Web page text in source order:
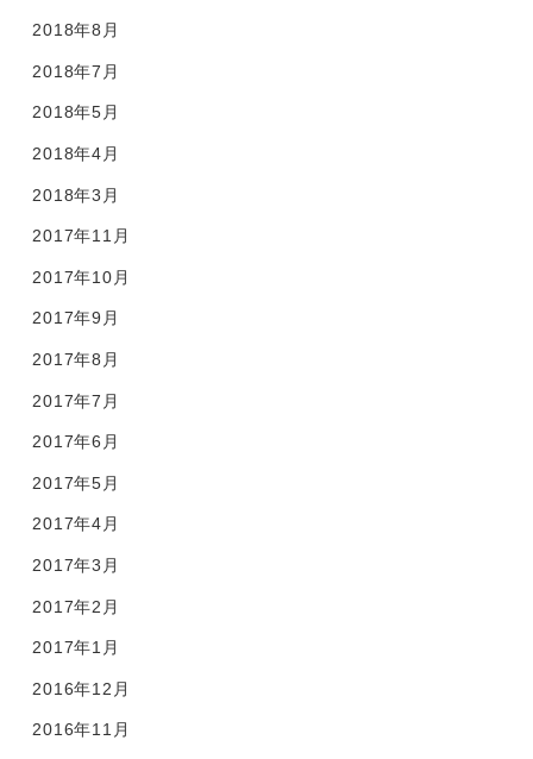
2018年8月
2018年7月
2018年5月
2018年4月
2018年3月
2017年11月
2017年10月
2017年9月
2017年8月
2017年7月
2017年6月
2017年5月
2017年4月
2017年3月
2017年2月
2017年1月
2016年12月
2016年11月